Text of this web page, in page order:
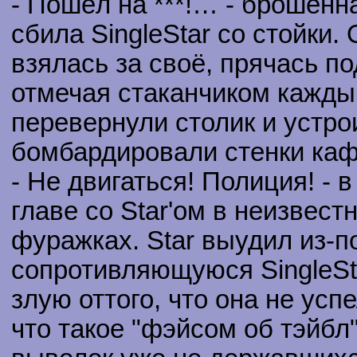
сбила SingleStar со
взялась за своё, прячась
отмечая стаканчиком
перевернули столик и
бомбардировали стенки
- Не двигаться! Полиция! -
главе со Star'ом в
фуражках. Star выудил из-
сопротивляющуюся
злую оттого, что она не
что такое "фэйсом об